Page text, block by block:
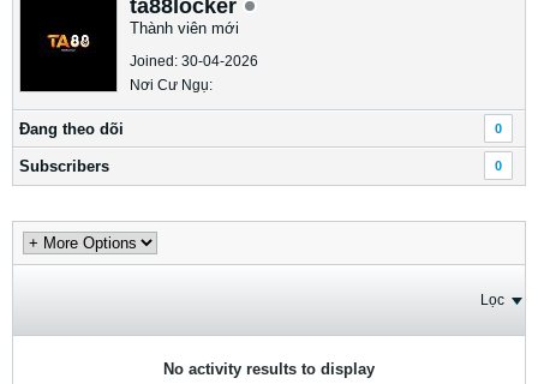
ta88locker
Thành viên mới
Joined: 30-04-2026
Nơi Cư Ngụ:
Ðang theo dõi 0
Subscribers 0
Lọc
No activity results to display